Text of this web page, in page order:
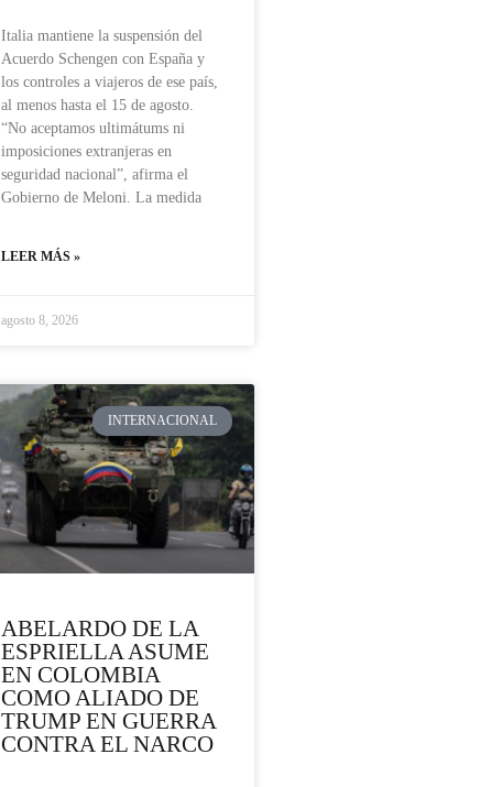
Italia mantiene la suspensión del
Acuerdo Schengen con España y
los controles a viajeros de ese país,
al menos hasta el 15 de agosto.
“No aceptamos ultimátums ni
imposiciones extranjeras en
seguridad nacional”, afirma el
Gobierno de Meloni. La medida
LEER MÁS »
agosto 8, 2026
INTERNACIONAL
ABELARDO DE LA
ESPRIELLA ASUME
EN COLOMBIA
COMO ALIADO DE
TRUMP EN GUERRA
CONTRA EL NARCO